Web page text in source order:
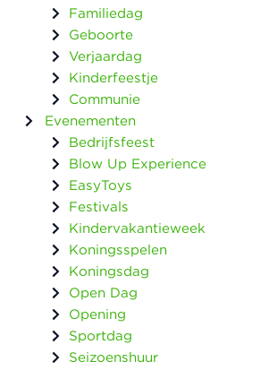
Familiedag
Geboorte
Verjaardag
Kinderfeestje
Communie
Evenementen
Bedrijfsfeest
Blow Up Experience
EasyToys
Festivals
Kindervakantieweek
Koningsspelen
Koningsdag
Open Dag
Opening
Sportdag
Seizoenshuur